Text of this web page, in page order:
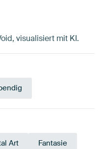
visualisiert mit KI.
Art Fantasie